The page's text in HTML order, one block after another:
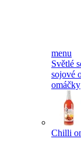
menu
Světlé
sojové
omáčky
Chilli